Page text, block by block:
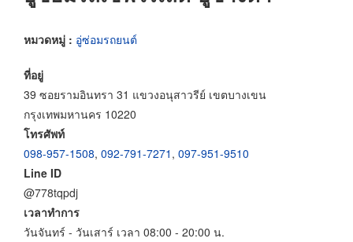
หมวดหมู่ : อู่ซ่อมรถยนต์
ที่อยู่
39 ซอยรามอินทรา 31 แขวงอนุสาวรีย์ เขตบางเขน
กรุงเทพมหานคร 10220
โทรศัพท์
098-957-1508, 092-791-7271 , 097-951-9510
Line ID
@778tqpdj
เวลาทำการ
วันจันทร์ - วันเสาร์ เวลา 08:00 - 20:00 น.